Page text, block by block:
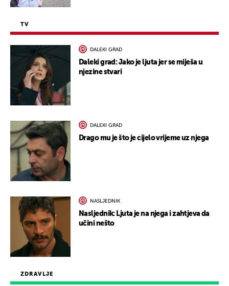
ZDRAVLJE
TV
DALEKI GRAD
Daleki grad: Jako je ljuta jer se miješa u
njezine stvari
DALEKI GRAD
Drago mu je što je cijelo vrijeme uz njega
NASLJEDNIK
Nasljednik: Ljuta je na njega i zahtjeva da
učini nešto